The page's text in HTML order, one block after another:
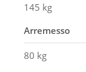
145 kg
Arremesso
80 kg